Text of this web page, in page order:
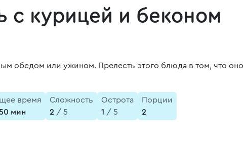
с курицей и беконом
обедом или ужином. Прелесть этого блюда в том, что
время
мин
Сложность
2 / 5
Острота
1 / 5
Порции
2